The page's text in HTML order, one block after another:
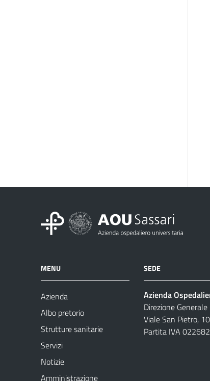
MENU
Azienda
Albo pretorio
Strutture sanitarie
Servizi
Notizie
Amministrazione
SEDE
Azienda
Direzione
Viale San Pietro,
Partita IVA